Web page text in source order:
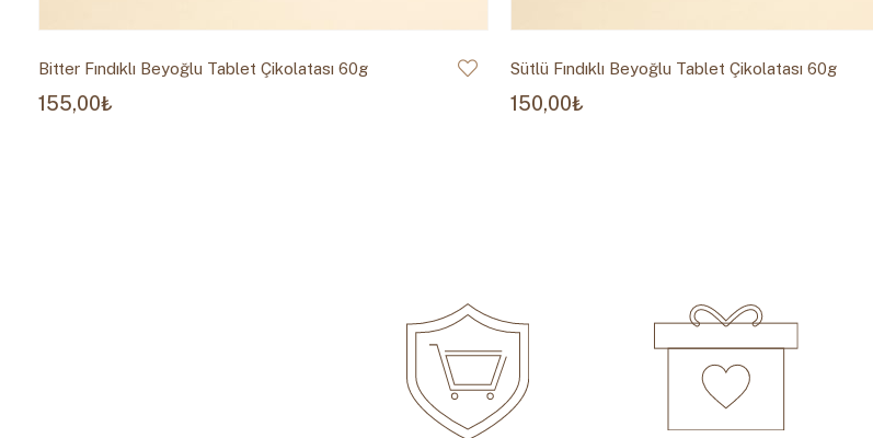
Bitter Fındıklı Beyoğlu Tablet Çikolatası 60g
155,00₺
Sütlü Fındıklı Beyoğlu Tablet Çikolatası 60g
150,00₺